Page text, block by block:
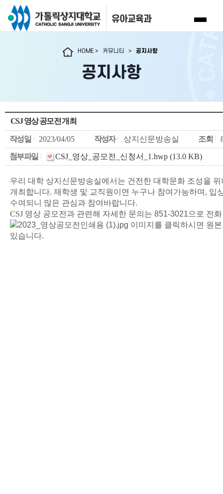
유아교육과
HOME > 커뮤니티 > 공지사항
공지사항
CSJ 영상 공모전 개최
작성일 2023/04/05 작성자 상지신문방송실 조회
첨부파일 CSJ_영상_공모전_신청서_1.hwp (13.0 KB)
우리 대학 상지신문방송실에서는 건전한 대학문화 조성을
개최합니다. 재학생 및 교직원이면 누구나 참여가능하며 , 입
수여되니 많은 관심과 참여바랍니다.
CSJ 영상 공모전과 관련해 자세한 문의는 851-3021으로 전